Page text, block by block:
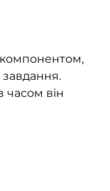
завдання.
часом він